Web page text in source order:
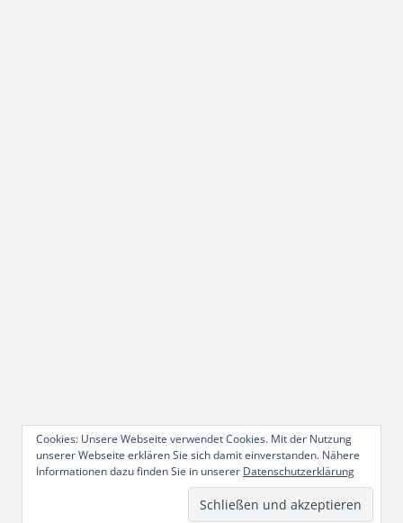
Cookies: Unsere Webseite verwendet Cookies. Mit der Nutzung
unserer Webseite erklären Sie sich damit einverstanden. Nähere
Informationen dazu finden Sie in unserer Datenschutzerklärung